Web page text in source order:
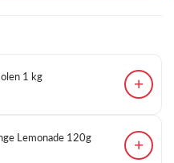
1 kg
+
Lemonade 120g
+